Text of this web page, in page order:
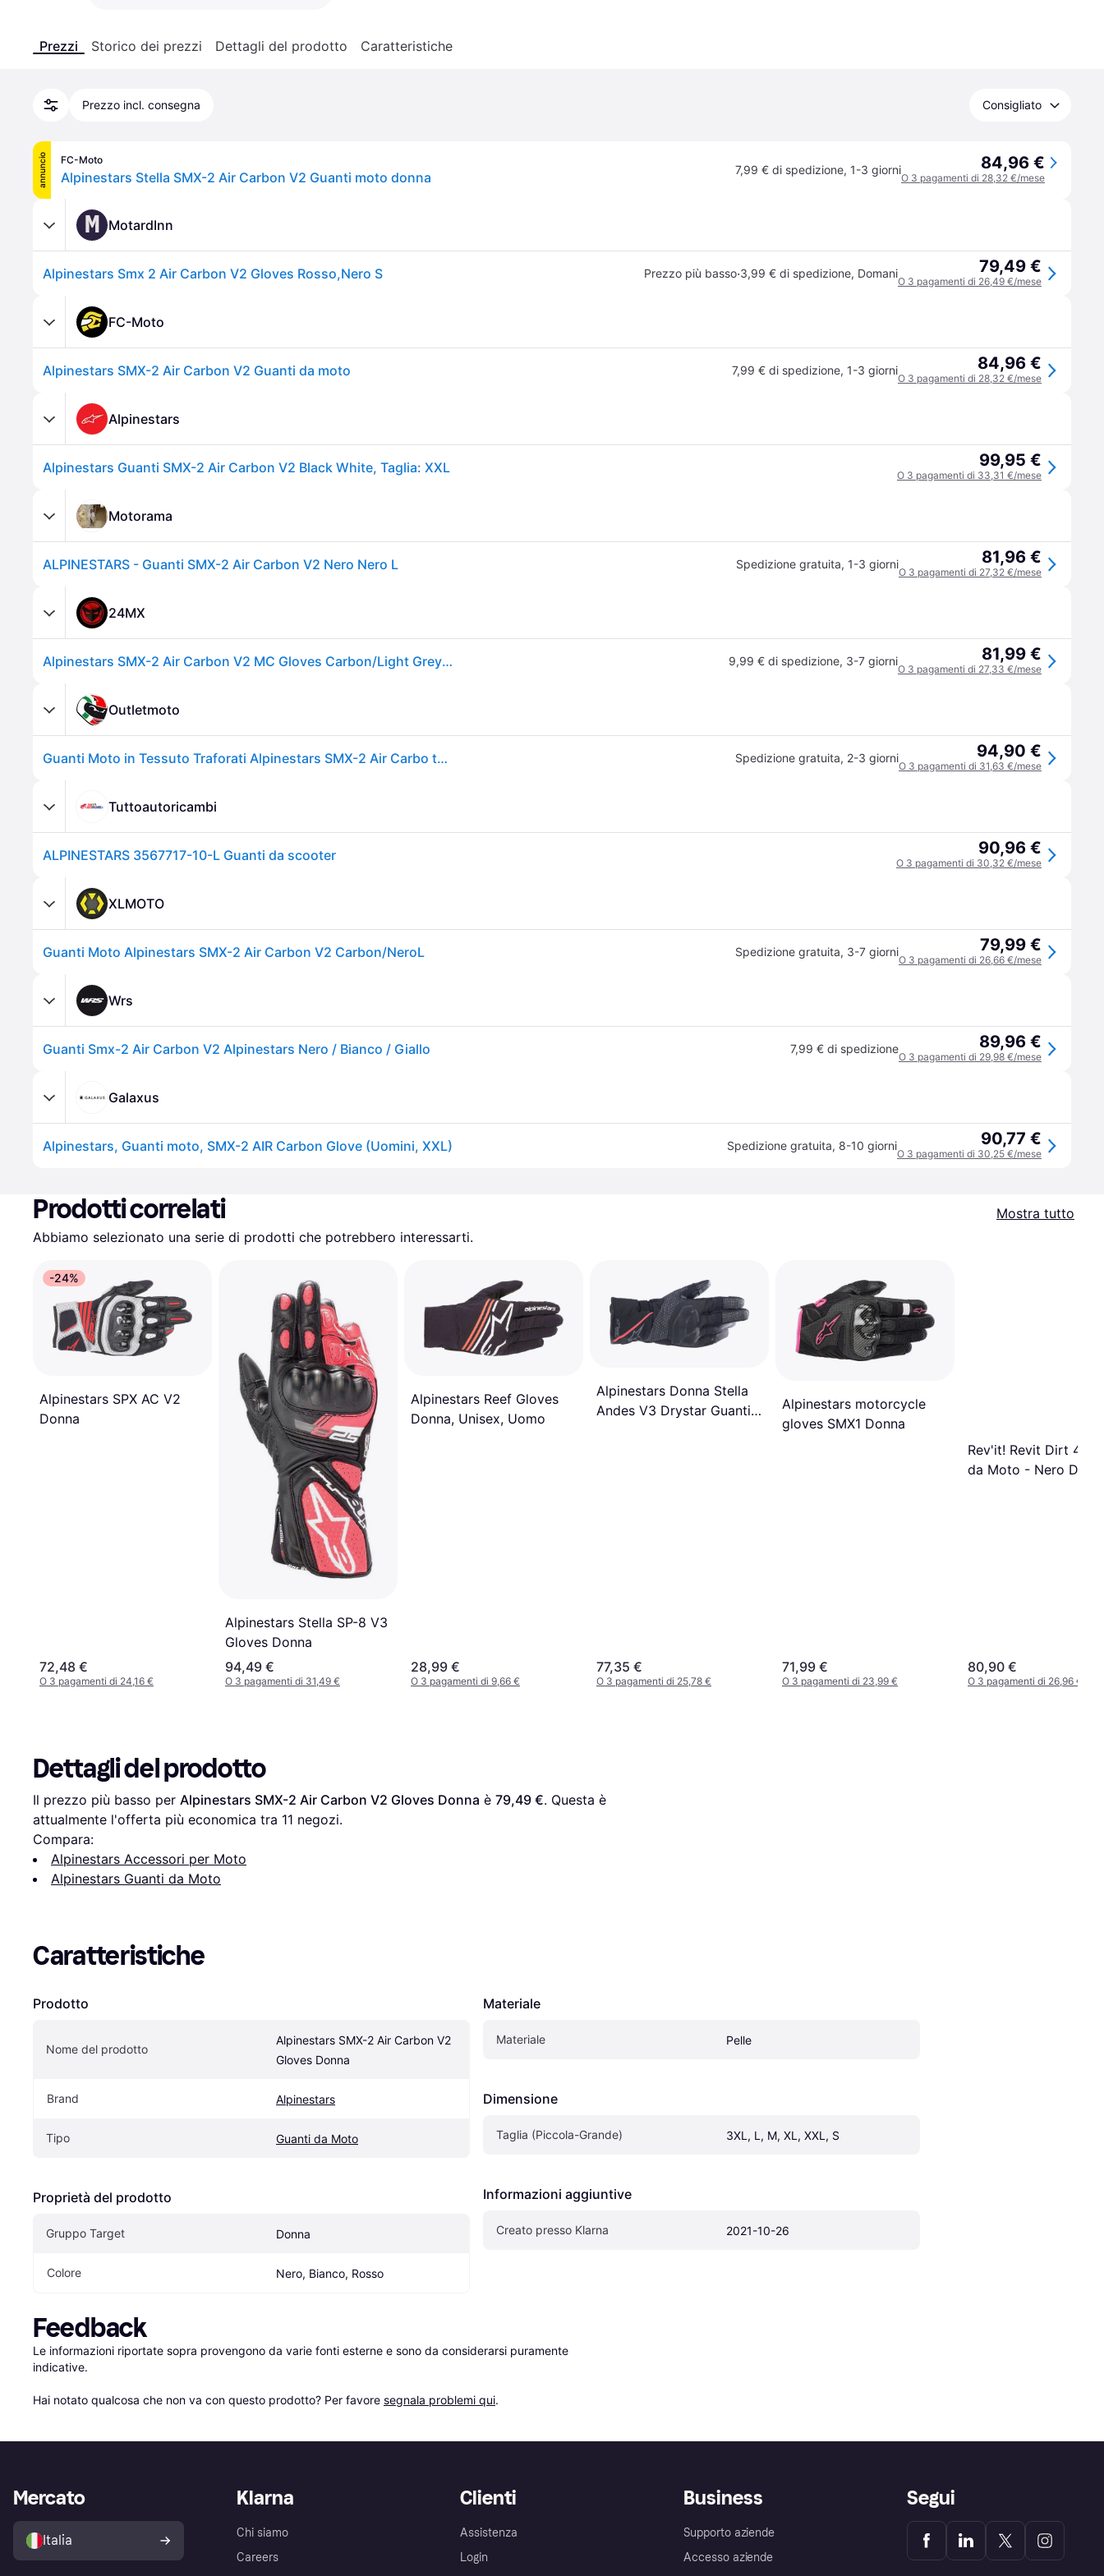
Prezzi Storico dei prezzi Dettagli del prodotto Caratteristiche
Prezzo incl. consegna Consigliato
annuncio FC-Moto
Alpinestars Stella SMX-2 Air Carbon V2 Guanti moto donna 7,99 € di spedizione, 1-3 giorni 84,96 €
O 3 pagamenti di 28,32 €/mese
M MotardInn
Alpinestars Smx 2 Air Carbon V2 Gloves Rosso,Nero S Prezzo più basso·3,99 € di spedizione, Domani 79,49 €
O 3 pagamenti di 26,49 €/mese
FC-Moto
Alpinestars SMX-2 Air Carbon V2 Guanti da moto 7,99 € di spedizione, 1-3 giorni 84,96 €
O 3 pagamenti di 28,32 €/mese
Alpinestars
Alpinestars Guanti SMX-2 Air Carbon V2 Black White, Taglia: XXL 99,95 €
O 3 pagamenti di 33,31 €/mese
Motorama
ALPINESTARS - Guanti SMX-2 Air Carbon V2 Nero Nero L Spedizione gratuita, 1-3 giorni 81,96 €
O 3 pagamenti di 27,32 €/mese
24MX
Alpinestars SMX-2 Air Carbon V2 MC Gloves Carbon/Light GreyXXL 9,99 € di spedizione, 3-7 giorni 81,99 €
O 3 pagamenti di 27,33 €/mese
Outletmoto
Guanti Moto in Tessuto Traforati Alpinestars SMX-2 Air Carbo taglia S Spedizione gratuita, 2-3 giorni 94,90 €
O 3 pagamenti di 31,63 €/mese
Tuttoautoricambi
ALPINESTARS 3567717-10-L Guanti da scooter 90,96 €
O 3 pagamenti di 30,32 €/mese
XLMOTO
Guanti Moto Alpinestars SMX-2 Air Carbon V2 Carbon/NeroL Spedizione gratuita, 3-7 giorni 79,99 €
O 3 pagamenti di 26,66 €/mese
Wrs
Guanti Smx-2 Air Carbon V2 Alpinestars Nero / Bianco / Giallo 7,99 € di spedizione 89,96 €
O 3 pagamenti di 29,98 €/mese
Galaxus
Alpinestars, Guanti moto, SMX-2 AIR Carbon Glove (Uomini, XXL) Spedizione gratuita, 8-10 giorni 90,77 €
O 3 pagamenti di 30,25 €/mese
Prodotti correlati
Mostra tutto
Abbiamo selezionato una serie di prodotti che potrebbero interessarti.
-24%
Alpinestars SPX AC V2
Donna
72,48 €
O 3 pagamenti di 24,16 €
Alpinestars Stella SP-8 V3
Gloves Donna
94,49 €
O 3 pagamenti di 31,49 €
Alpinestars Reef Gloves
Donna, Unisex, Uomo
28,99 €
O 3 pagamenti di 9,66 €
Alpinestars Donna Stella
Andes V3 Drystar Guanti
77,35 €
O 3 pagamenti di 25,78 €
Alpinestars motorcycle
gloves SMX1 Donna
71,99 €
O 3 pagamenti di 23,99 €
Rev'it! Revit Dirt 4
da Moto - Nero
80,90 €
O 3 pagamenti di 26,96 €
Dettagli del prodotto
Il prezzo più basso per Alpinestars SMX-2 Air Carbon V2 Gloves Donna è 79,49 €. Questa è
attualmente l'offerta più economica tra 11 negozi.
Compara:
Alpinestars Accessori per Moto
Alpinestars Guanti da Moto
Caratteristiche
Prodotto
Nome del prodotto
Alpinestars SMX-2 Air Carbon V2
Gloves Donna
Brand Alpinestars
Tipo Guanti da Moto
Proprietà del prodotto
Gruppo Target Donna
Colore Nero, Bianco, Rosso
Materiale
Materiale Pelle
Dimensione
Taglia (Piccola-Grande) 3XL, L, M, XL, XXL, S
Informazioni aggiuntive
Creato presso Klarna 2021-10-26
Feedback
Le informazioni riportate sopra provengono da varie fonti esterne e sono da considerarsi puramente
indicative.
Hai notato qualcosa che non va con questo prodotto? Per favore segnala problemi qui.
Klarna
Chi siamo
Careers
Clienti
Assistenza
Login
Business
Supporto aziende
Accesso aziende
Mercato
Italia
Segui